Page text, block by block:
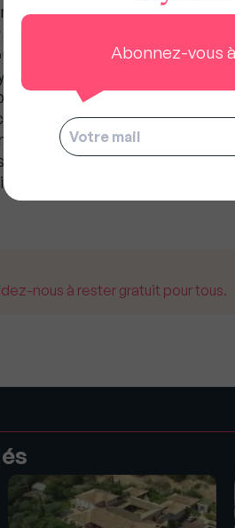
six chambres, une salle
La Savannah »
les deux décidé la mise en
habitaient que très peu, vivant
de la demeure était à
meublée, jusqu’à 18
de connaître la mise
D’après Le Parisien,
oscillant entre 20 et 30 millions
nous à rester gratuit pour tous.
Abonnez-vous